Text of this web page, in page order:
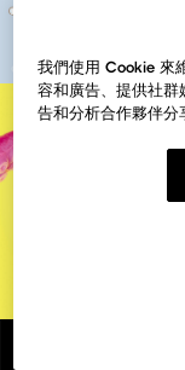
我們使用 Cookie 來
容和廣告、提供社群
告和分析合作夥伴分